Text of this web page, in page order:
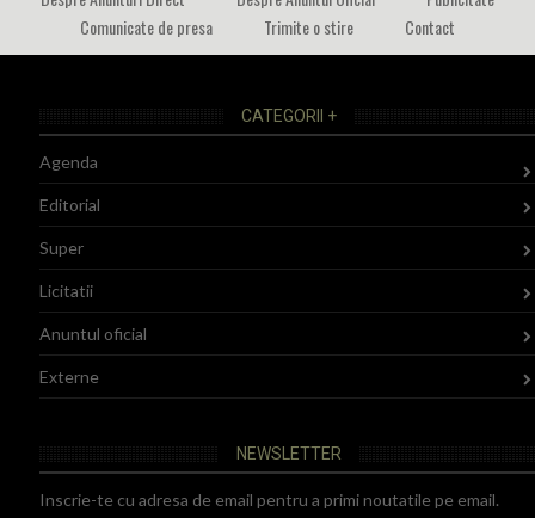
Comunicate de presa
Trimite o stire Contact
CATEGORII +
Agenda
Editorial
Super
Licitatii
Anuntul oficial
Externe
NEWSLETTER
Inscrie-te cu adresa de email pentru a primi noutatile pe email.